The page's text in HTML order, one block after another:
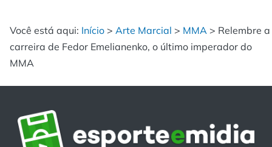
Você está aqui: Início > Arte Marcial > MMA > Relembre a
carreira de Fedor Emelianenko, o último imperador do
MMA